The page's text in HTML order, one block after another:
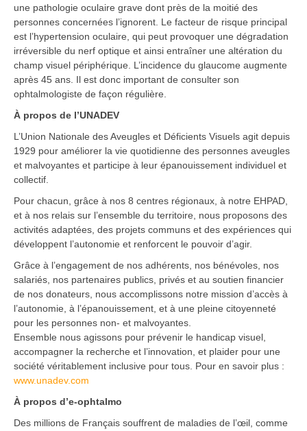
une pathologie oculaire grave dont près de la moitié des
personnes concernées l’ignorent. Le facteur de risque principal
est l’hypertension oculaire, qui peut provoquer une dégradation
irréversible du nerf optique et ainsi entraîner une altération du
champ visuel périphérique. L’incidence du glaucome augmente
après 45 ans. Il est donc important de consulter son
ophtalmologiste de façon régulière.
À propos de l’UNADEV
L’Union Nationale des Aveugles et Déficients Visuels agit depuis
1929 pour améliorer la vie quotidienne des personnes aveugles
et malvoyantes et participe à leur épanouissement individuel et
collectif.
Pour chacun, grâce à nos 8 centres régionaux, à notre EHPAD,
et à nos relais sur l’ensemble du territoire, nous proposons des
activités adaptées, des projets communs et des expériences qui
développent l’autonomie et renforcent le pouvoir d’agir.
Grâce à l’engagement de nos adhérents, nos bénévoles, nos
salariés, nos partenaires publics, privés et au soutien financier
de nos donateurs, nous accomplissons notre mission d’accès à
l’autonomie, à l’épanouissement, et à une pleine citoyenneté
pour les personnes non- et malvoyantes.
Ensemble nous agissons pour prévenir le handicap visuel,
accompagner la recherche et l’innovation, et plaider pour une
société véritablement inclusive pour tous. Pour en savoir plus :
www.unadev.com
À propos d’e-ophtalmo
Des millions de Français souffrent de maladies de l’œil, comme